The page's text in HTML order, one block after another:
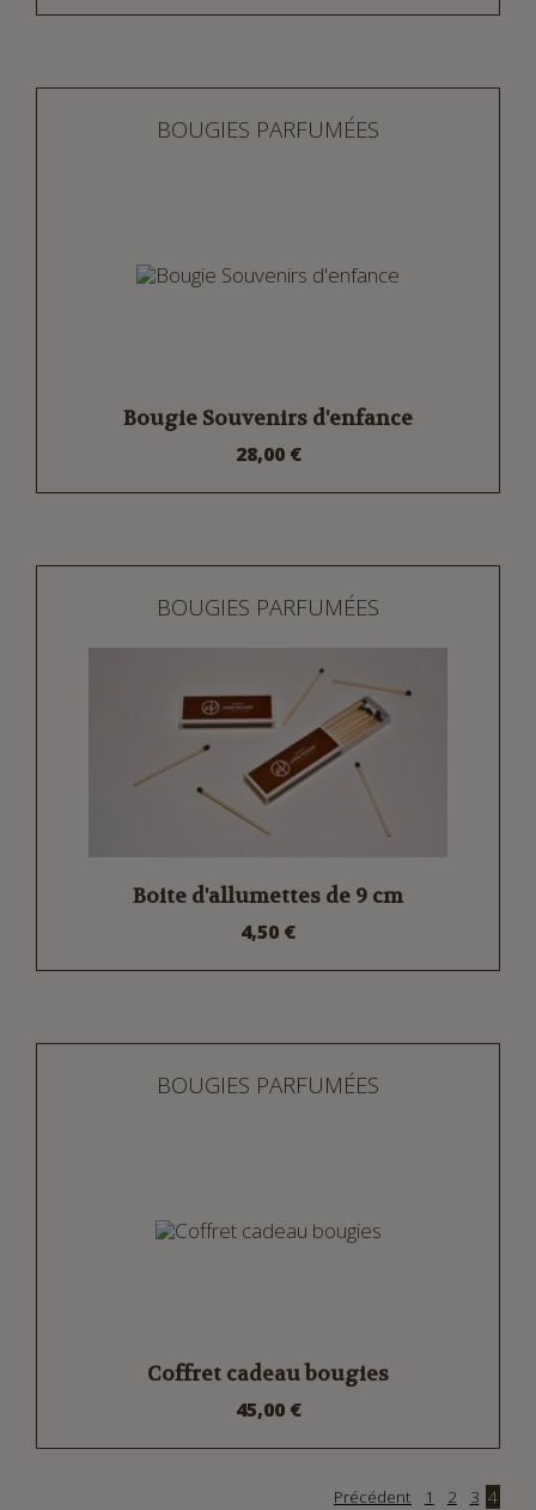
BOUGIES PARFUMÉES
Bougie Souvenirs d'enfance
28,00 €
BOUGIES PARFUMÉES
Boite d'allumettes de 9 cm
4,50 €
BOUGIES PARFUMÉES
Coffret cadeau bougies
45,00 €
Précédent 1 2 3 4